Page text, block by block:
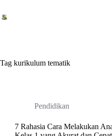
to
content
Tag kurikulum tematik
Pendidikan
7 Rahasia Cara Melakukan